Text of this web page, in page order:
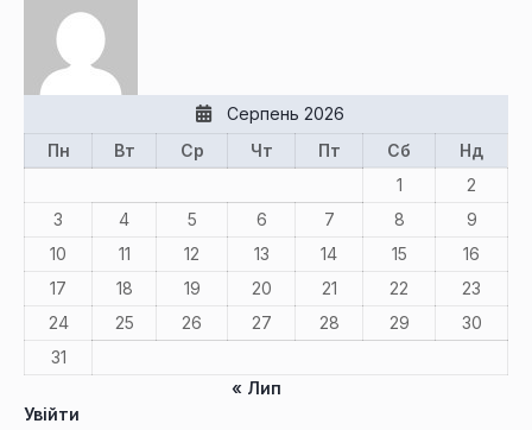
Серпень 2026
Пн
Вт Ср Чт Пт Сб
Нд
1
2
3
4 5 6 7 8
9
10
11 12 13 14 15
16
17
18 19 20 21 22
23
24
25 26 27 28 29
30
31
« Лип
Увійти